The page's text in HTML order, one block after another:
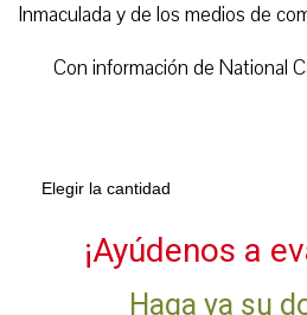
Inmaculada y de los medios de
Con información de National